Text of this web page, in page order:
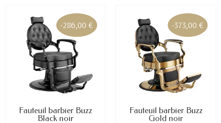
-286,00 €
Fauteuil barbier Buzz
Black noir
-373,00 €
Fauteuil barbier Buzz
Gold noir